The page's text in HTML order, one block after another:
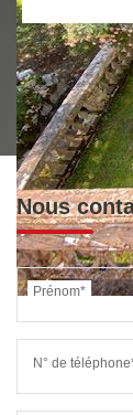
Nous
Prénom*
N° de